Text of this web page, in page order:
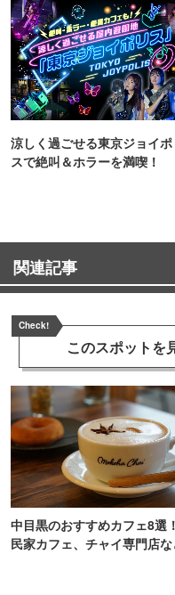
涼しく過ごせる東京ジョイポ
スで絶叫＆ホラーを満喫！
関連記事
Check!
このスポットを
中目黒のおすすめカフェ8選
民家カフェ、チャイ専門店